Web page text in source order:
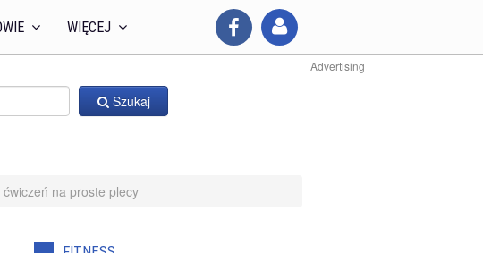
WIĘCEJ
Advertising
Szukaj
na proste plecy